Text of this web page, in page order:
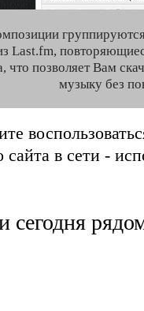
Last.fm,
что позволяет Вам
музыку без
сайта в сети -
сегодня